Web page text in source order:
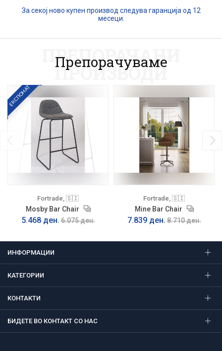
За секој ново купен производ следува гаранција од 12
месеци.
Препорачуваме
ПРЕПОРАЧАНИ
ПРОИЗВОДИ
ЕКСПОНАТ
Fortrade, 🇸🇮
Mosby Bar Chair
5.468 ден. 6.075 ден.
Fortrade, 🇸🇮
Mine Bar Chair
7.839 ден. 8.710 ден.
ИНФОРМАЦИИ
КАТЕГОРИИ
КОНТАКТИ
БИДЕТЕ ВО КОНТАКТ СО НАС